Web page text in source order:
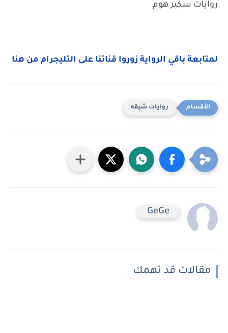
روايات سكير هوم
لمتابعة باقي الرواية زوروا قناتنا على التليجرام من هنا
روايات شيقه
GeGe
مقالات قد تهمك